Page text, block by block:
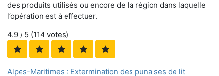
des produits utilisés ou encore de la région dans laquelle
l’opération est à effectuer.
4.9 / 5 (114 votes)
Alpes-Maritimes : Extermination des punaises de lit